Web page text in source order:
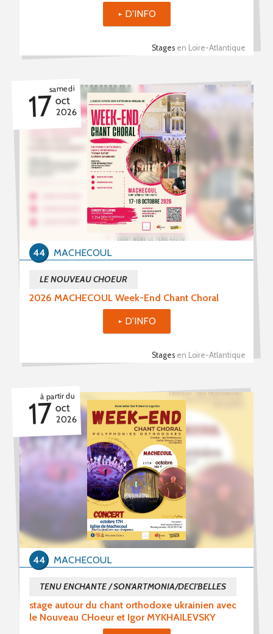
Stages en Loire-Atlantique
+ D'INFO
samedi
17 oct
2026
2026 MACHECOUL Week-End Chant Choral
LE NOUVEAU CHOEUR
Stages en Loire-Atlantique
MACHECOUL
44
+ D'INFO
à partir du
17 oct
2026
stage autour du chant orthodoxe ukrainien avec
le Nouveau CHoeur et Igor MYKHAILEVSKY
TENU ENCHANTE / SON'ARTMONIA/DECI'BELLES
MACHECOUL
44